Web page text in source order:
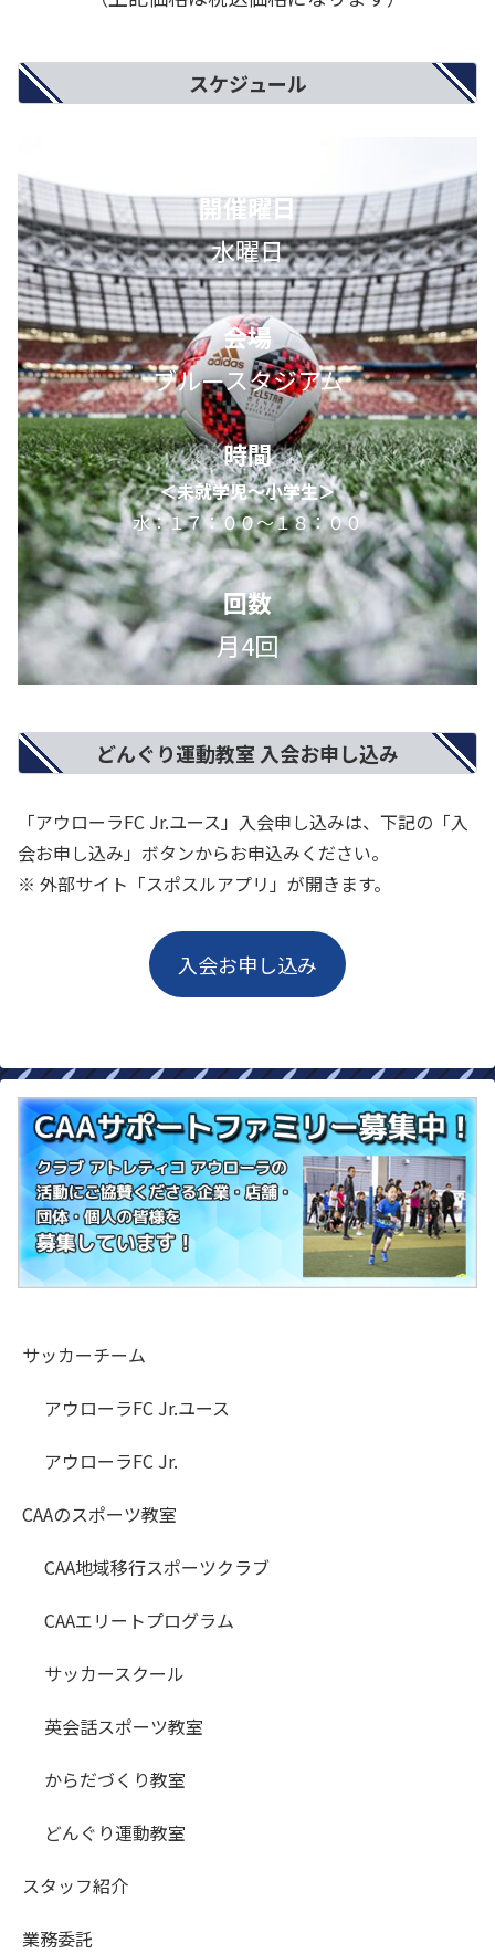
スケジュール
開催曜日
水曜日
会場
ブルースタジアム
時間
＜未就学児～小学生＞
水：１７：００～１８：００
回数
月4回
どんぐり運動教室 入会お申し込み
「アウローラFC Jr.ユース」入会申し込みは、下記の「入
会お申し込み」ボタンからお申込みください。
※ 外部サイト「スポスルアプリ」が開きます。
入会お申し込み
サッカーチーム
アウローラFC Jr.ユース
アウローラFC Jr.
CAAのスポーツ教室
CAA地域移行スポーツクラブ
CAAエリートプログラム
サッカースクール
英会話スポーツ教室
からだづくり教室
どんぐり運動教室
スタッフ紹介
業務委託